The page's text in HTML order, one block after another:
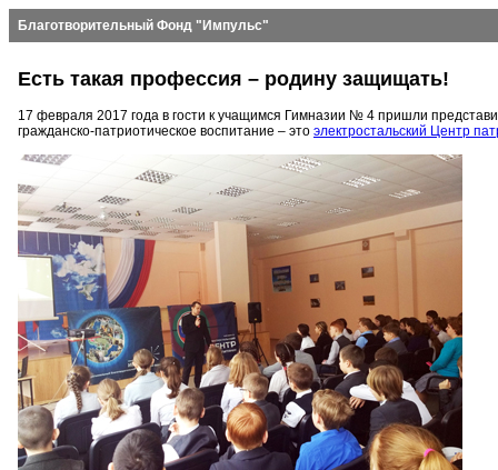
Благотворительный Фонд "Импульс"
Есть такая профессия – родину защищать!
17 февраля 2017 года в гости к учащимся Гимназии № 4 пришли
гражданско-патриотическое воспитание – это электростальский Центр